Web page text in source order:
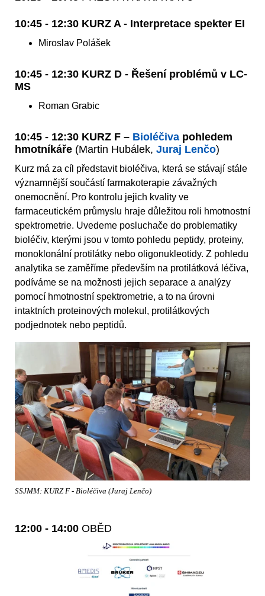
10:45 - 12:30 KURZ A - Interpretace spekter EI
Miroslav Polášek
10:45 - 12:30 KURZ D - Řešení problémů v LC-
MS
Roman Grabic
10:45 - 12:30 KURZ F – Bioléčiva pohledem
hmotníkáře (Martin Hubálek, Juraj Lenčo)
Kurz má za cíl představit bioléčiva, která se stávají stále
významnější součástí farmakoterapie závažných
onemocnění. Pro kontrolu jejich kvality ve
farmaceutickém průmyslu hraje důležitou roli hmotnostní
spektrometrie. Uvedeme posluchače do problematiky
bioléčiv, kterými jsou v tomto pohledu peptidy, proteiny,
monoklonální protilátky nebo oligonukleotidy. Z pohledu
analytika se zaměříme především na protilátková léčiva,
podíváme se na možnosti jejich separace a analýzy
pomocí hmotnostní spektrometrie, a to na úrovni
intaktních proteinových molekul, protilátkových
podjednotek nebo peptidů.
SSJMM: KURZ F - Bioléčiva (Juraj Lenčo)
12:00 - 14:00 OBĚD